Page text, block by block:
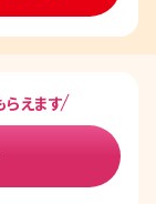
えます